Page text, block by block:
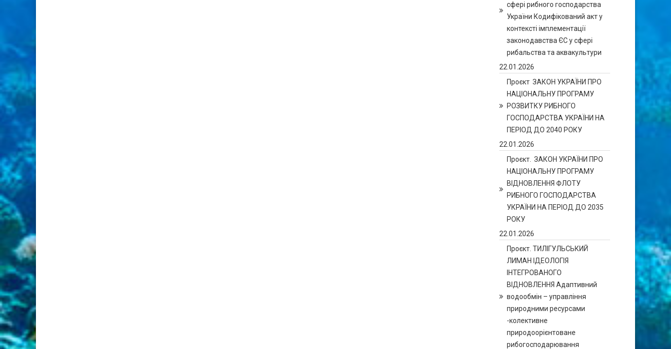
сфері рибного господарства
України Кодифікований акт у
контексті імплементації
законодавства ЄС у сфері
рибальства та аквакультури
22.01.2026
Проєкт ЗАКОН УКРАЇНИ ПРО
НАЦІОНАЛЬНУ ПРОГРАМУ
РОЗВИТКУ РИБНОГО
ГОСПОДАРСТВА УКРАЇНИ НА
ПЕРІОД ДО 2040 РОКУ
22.01.2026
Проєкт. ЗАКОН УКРАЇНИ ПРО
НАЦІОНАЛЬНУ ПРОГРАМУ
ВІДНОВЛЕННЯ ФЛОТУ
РИБНОГО ГОСПОДАРСТВА
УКРАЇНИ НА ПЕРІОД ДО 2035
РОКУ
22.01.2026
Проєкт. ТИЛІГУЛЬСЬКИЙ
ЛИМАН ІДЕОЛОГІЯ
ІНТЕГРОВАНОГО
ВІДНОВЛЕННЯ Адаптивний
водообмін – управління
природними ресурсами
-колективне
природоорієнтоване
рибогосподарювання